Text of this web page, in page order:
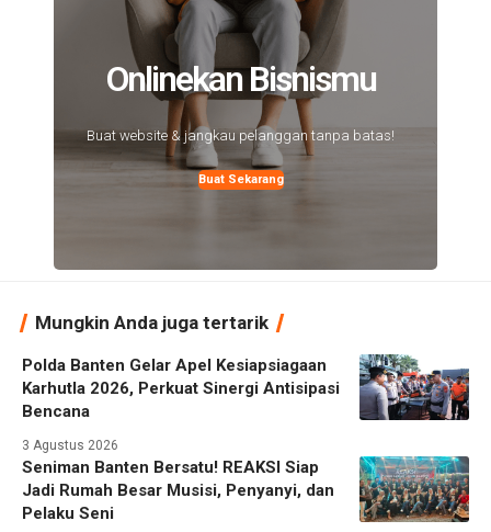
Onlinekan Bisnismu
Buat website & jangkau pelanggan tanpa batas!
Buat Sekarang
Mungkin Anda juga tertarik
Polda Banten Gelar Apel Kesiapsiagaan
Karhutla 2026, Perkuat Sinergi Antisipasi
Bencana
3 Agustus 2026
Seniman Banten Bersatu! REAKSI Siap
Jadi Rumah Besar Musisi, Penyanyi, dan
Pelaku Seni